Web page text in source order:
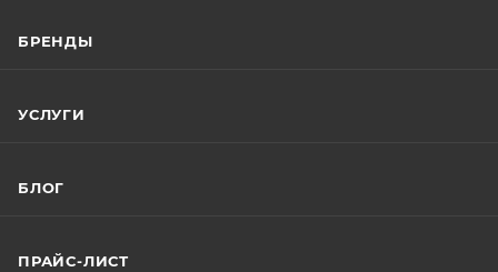
БРЕНДЫ
УСЛУГИ
БЛОГ
ПРАЙС-ЛИСТ